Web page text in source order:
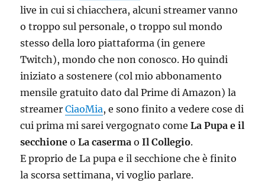
live in cui si chiacchera, alcuni streamer vanno
o troppo sul personale, o troppo sul mondo
stesso della loro piattaforma (in genere
Twitch), mondo che non conosco. Ho quindi
iniziato a sostenere (col mio abbonamento
mensile gratuito dato dal Prime di Amazon) la
streamerCiaoMia, e sono finito a vedere cose di
cui prima mi sarei vergognato comeLa Pupa e il
secchione oLa caserma oIl Collegio.
E proprio de La pupa e il secchione che è finito
la scorsa settimana, vi voglio parlare.